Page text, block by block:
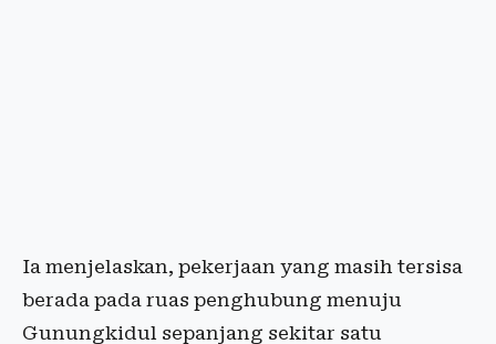
Ia menjelaskan, pekerjaan yang masih tersisa
berada pada ruas penghubung menuju
Gunungkidul sepanjang sekitar satu